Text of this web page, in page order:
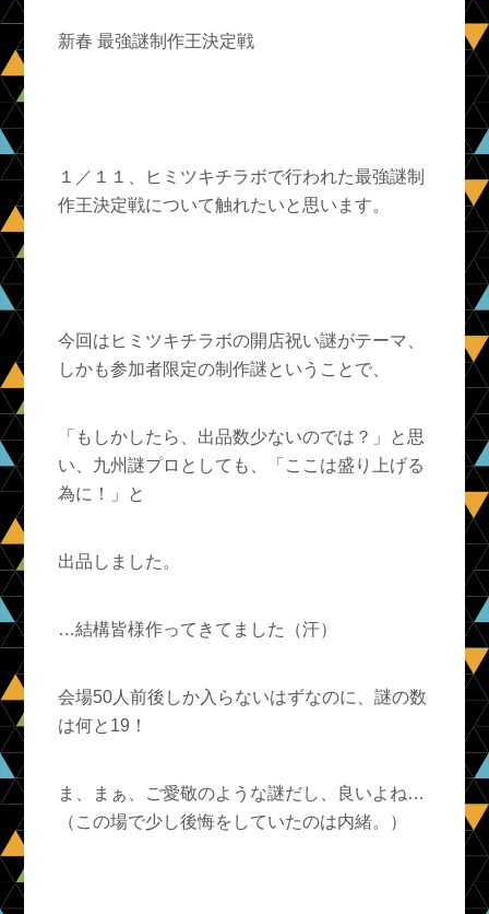
新春 最強謎制作王決定戦
１／１１、ヒミツキチラボで行われた最強謎制
作王決定戦について触れたいと思います。
今回はヒミツキチラボの開店祝い謎がテーマ、
しかも参加者限定の制作謎ということで、
「もしかしたら、出品数少ないのでは？」と思
い、九州謎プロとしても、「ここは盛り上げる
為に！」と
出品しました。
…結構皆様作ってきてました（汗）
会場50人前後しか入らないはずなのに、謎の数
は何と19！
ま、まぁ、ご愛敬のような謎だし、良いよね…
（この場で少し後悔をしていたのは内緒。）